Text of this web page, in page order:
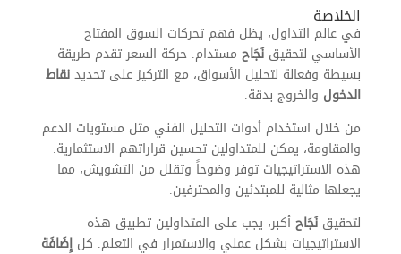
الخلاصة
في عالم التداول، يظل فهم تحركات السوق المفتاح
الأساسي لتحقيق نَجَاحمستدام. حركة السعر تقدم طريقة
بسيطة وفعالة لتحليل الأسواق، مع التركيز على تحديدنقاط
الدخول والخروج بدقة.
من خلال استخدام أدوات التحليل الفني مثل مستويات الدعم
والمقاومة، يمكن للمتداولين تحسين قراراتهم الاستثمارية.
هذه الاستراتيجيات توفر وضوحاً وتقلل من التشويش، مما
يجعلها مثالية للمبتدئين والمحترفين.
لتحقيق نَجَاحأكبر، يجب على المتداولين تطبيق هذه
الاستراتيجيات بشكل عملي والاستمرار في التعلم. كل إِضَافَة